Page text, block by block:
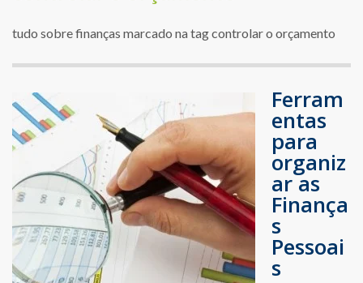
tudo sobre finanças marcado na tag controlar o orçamento
Ferram
entas
para
organiz
ar as
Finança
s
Pessoai
s